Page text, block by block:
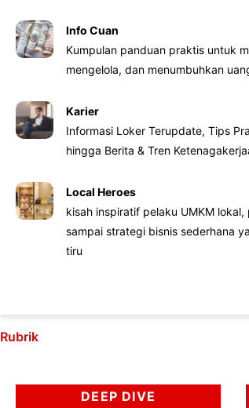
Info Cuan
Kumpulan panduan praktis untuk
mengelola, dan menumbuhkan
Karier
Informasi Loker Terupdate, Tips
hingga Berita & Tren
Local Heroes
kisah inspiratif pelaku UMKM
sampai strategi bisnis sederhana
tiru
Rubrik
DEEP DIVE